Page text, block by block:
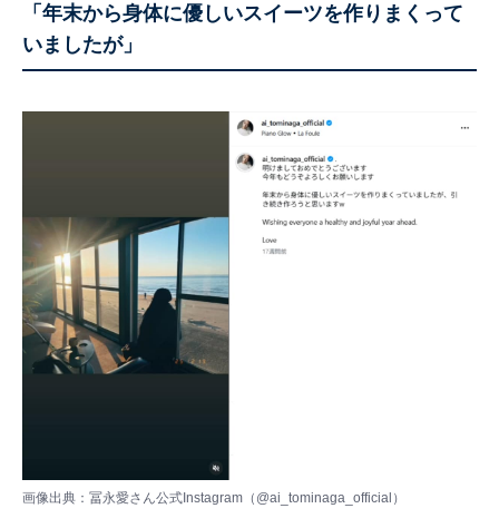
「年末から身体に優しいスイーツを作りまくって
いましたが」
画像出典：冨永愛さん公式Instagram（ @ai_tominaga_official ）